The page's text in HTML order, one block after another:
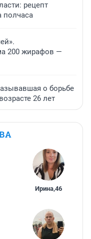
рецепт
полчаса
200 жирафов —
о борьбе
26 лет
Ирина,46